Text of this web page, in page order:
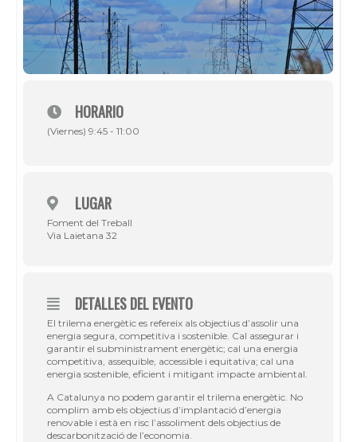
HORARIO
(Viernes) 9:45 - 11:00
LUGAR
Foment del Treball
Via Laietana 32
DETALLES DEL EVENTO
El trilema energètic es refereix als objectius d’assolir una
energia segura, competitiva i sostenible. Cal assegurar i
garantir el subministrament energètic; cal una energia
competitiva, assequible, accessible i equitativa; cal una
energia sostenible, eficient i mitigant impacte ambiental.
A Catalunya no podem garantir el trilema energètic. No
complim amb els objectius d’implantació d’energia
renovable i està en risc l’assoliment dels objectius de
descarbonització de l’economia.